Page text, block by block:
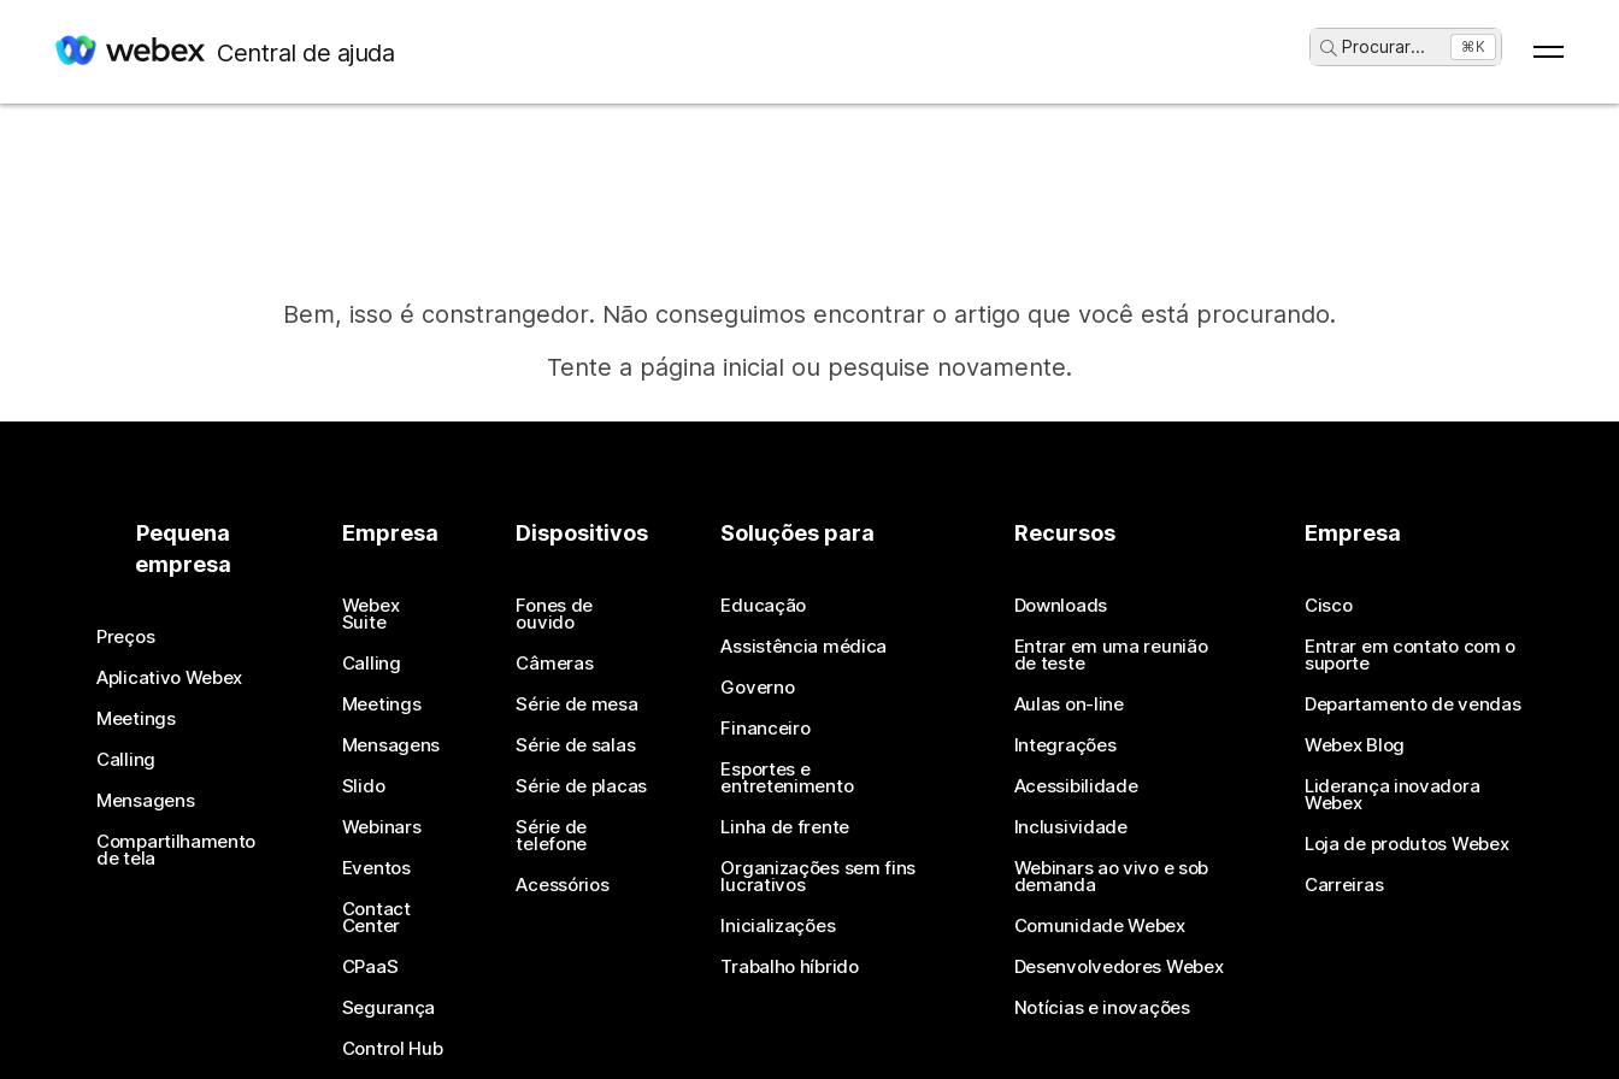
Central de ajuda Procurar... ⌘K
Bem, isso é constrangedor. Não conseguimos encontrar o artigo que você está procurando.
Tente a página inicial ou pesquise novamente.
Precisa de uma resposta?
Enviar uma pergunta
Pequena
empresa
Preços
Aplicativo Webex
Meetings
Calling
Mensagens
Compartilhamento
de tela
Empresa
Webex
Suite
Calling
Meetings
Mensagens
Slido
Webinars
Eventos
Contact
Center
CPaaS
Segurança
Control Hub
Dispositivos
Fones de
ouvido
Câmeras
Série de mesa
Série de salas
Série de placas
Série de
telefone
Acessórios
Soluções para
Educação
Assistência médica
Governo
Financeiro
Esportes e
entretenimento
Linha de frente
Organizações sem fins
lucrativos
Inicializações
Trabalho híbrido
Recursos
Downloads
Entrar em uma reunião
de teste
Aulas on-line
Integrações
Acessibilidade
Inclusividade
Webinars ao vivo e sob
demanda
Comunidade Webex
Desenvolvedores Webex
Notícias e inovações
Empresa
Cisco
Entrar em contato com o
suporte
Departamento de vendas
Webex Blog
Liderança inovadora
Webex
Loja de produtos Webex
Carreiras